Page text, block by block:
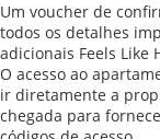
Um voucher de
todos os detalhes
adicionais Feels Like
O acesso ao
ir diretamente a
chegada para